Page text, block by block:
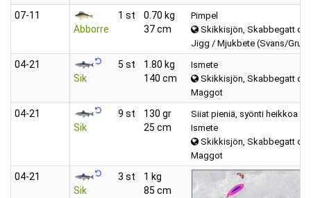
07‑11
Abborre
1 st
0.70 kg
37 cm
Pimpel
Skikkisjön, Skabbegatt
Jigg / Mjukbete (Svans/Grub)
04‑21
Sik
5 st
1.80 kg
140 cm
Ismete
Skikkisjön, Skabbegatt
Maggot
04‑21
Sik
9 st
130 gr
25 cm
Siiat pieniä, syönti heikkoa
Ismete
Skikkisjön, Skabbegatt
Maggot
04‑21
Sik
3 st
1 kg
85 cm